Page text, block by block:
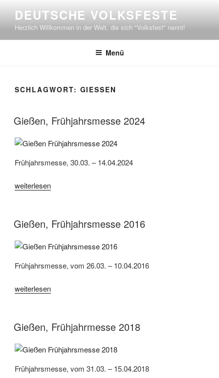
springen
DEUTSCHE VOLKSFESTE
Herzlich Willkommen in der Welt, die sich "Volksfest" nennt!
Menü
SCHLAGWORT: GIESSEN
Gießen, Frühjahrsmesse 2024
Frühjahrsmesse, 30.03. – 14.04.2024
„Gießen,
weiterlesen
Gießen, Frühjahrsmesse 2016
Frühjahrsmesse, vom 26.03. – 10.04.2016
„Gießen,
weiterlesen
Gießen, Frühjahrmesse 2018
Frühjahrsmesse, vom 31.03. – 15.04.2018